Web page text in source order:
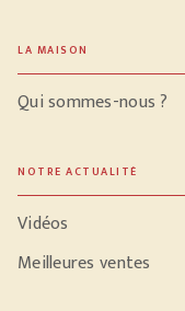
LA MAISON
Qui sommes-nous ?
NOTRE ACTUALITÉ
Vidéos
Meilleures ventes